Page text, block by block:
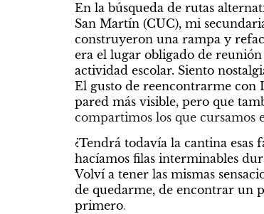
En la búsqueda de rutas
San Martín (CUC), mi
construyeron una rampa y
era el lugar obligado de
actividad escolar. Siento
El gusto de reencontrarme con
pared más visible, pero que tam
compartimos los que cursamos
¿Tendrá todavía la cantina esas
hacíamos filas interminables
Volví a tener las mismas
de quedarme, de encontrar un
primero.